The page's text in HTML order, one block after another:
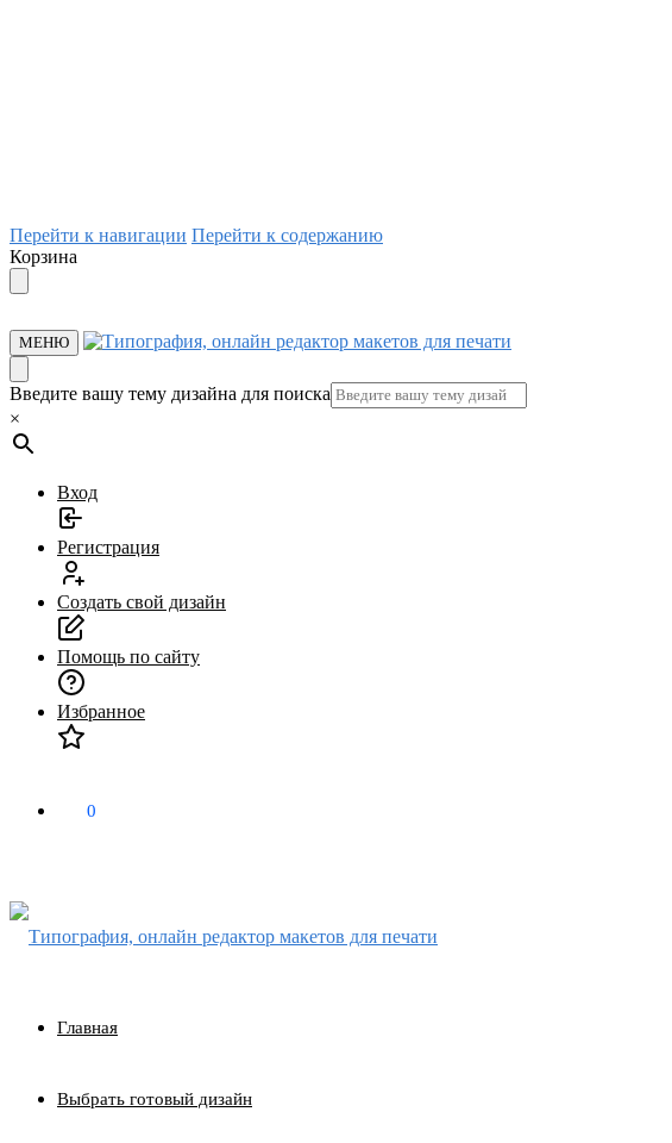
Перейти к навигации Перейти к содержанию
Корзина
МЕНЮ
Введите вашу тему дизайна для поиска
×
Вход
Регистрация
Создать свой дизайн
Помощь по сайту
Избранное
0
Главная
Выбрать готовый дизайн